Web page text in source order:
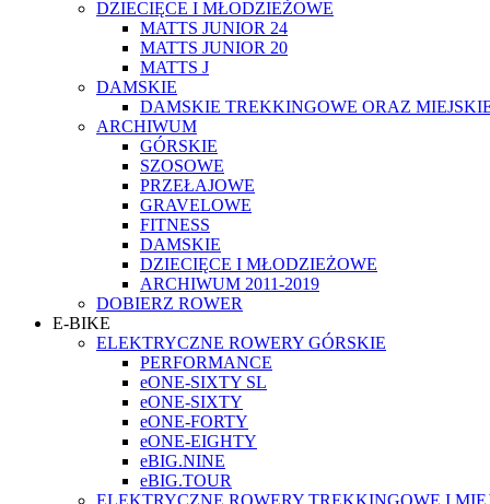
DZIECIĘCE I MŁODZIEŻOWE
MATTS JUNIOR 24
MATTS JUNIOR 20
MATTS J
DAMSKIE
DAMSKIE TREKKINGOWE ORAZ
ARCHIWUM
GÓRSKIE
SZOSOWE
PRZEŁAJOWE
GRAVELOWE
FITNESS
DAMSKIE
DZIECIĘCE I MŁODZIEŻOWE
ARCHIWUM 2011-2019
DOBIERZ ROWER
E-BIKE
ELEKTRYCZNE ROWERY GÓRSKIE
PERFORMANCE
eONE-SIXTY SL
eONE-SIXTY
eONE-FORTY
eONE-EIGHTY
eBIG.NINE
eBIG.TOUR
ELEKTRYCZNE ROWERY TREKKINGOWE I